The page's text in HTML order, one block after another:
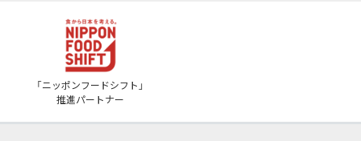
「ニッポンフードシフト」
推進パートナー